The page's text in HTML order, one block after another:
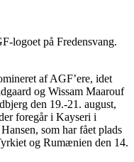
af AGF’ere, idet
og Wissam Maarouf
den 19.-21. august,
foregår i Kayseri i
som har fået plads
og Rumænien den 14.